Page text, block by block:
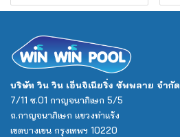
บริษัท วิน วิน เอ็นจิเนียริ่ง ซัพพลาย จำกัด
7/11 ซ.01 กาญจนาภิเษก 5/5
ถ.กาญจนาภิเษก แขวงท่าแร้ง
เขตบางเขน กรุงเทพฯ 10220